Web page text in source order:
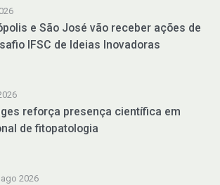
e São José vão receber ações de
IFSC de Ideias Inovadoras
reforça presença científica em
de fitopatologia
ago 2026